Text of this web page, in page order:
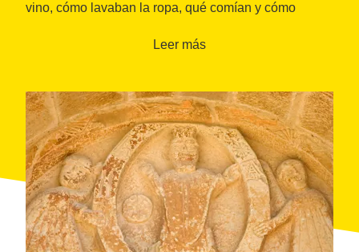
vino, cómo lavaban la ropa, qué comían y cómo
incluye la prisión, donde se dice que se practicaba la
Leer más